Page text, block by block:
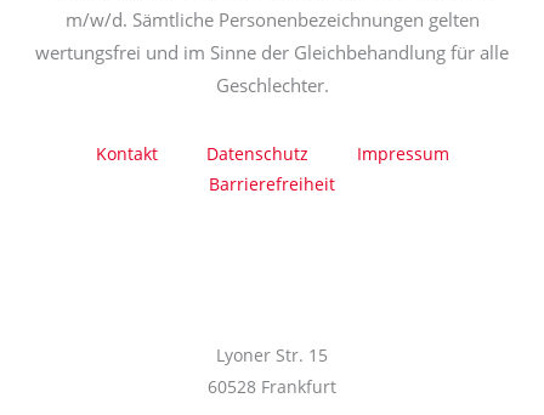
m/w/d. Sämtliche Personenbezeichnungen gelten
wertungsfrei und im Sinne der Gleichbehandlung für alle
Geschlechter.
Kontakt Datenschutz
Impressum
Barrierefreiheit
Lyoner Str. 15
60528 Frankfurt